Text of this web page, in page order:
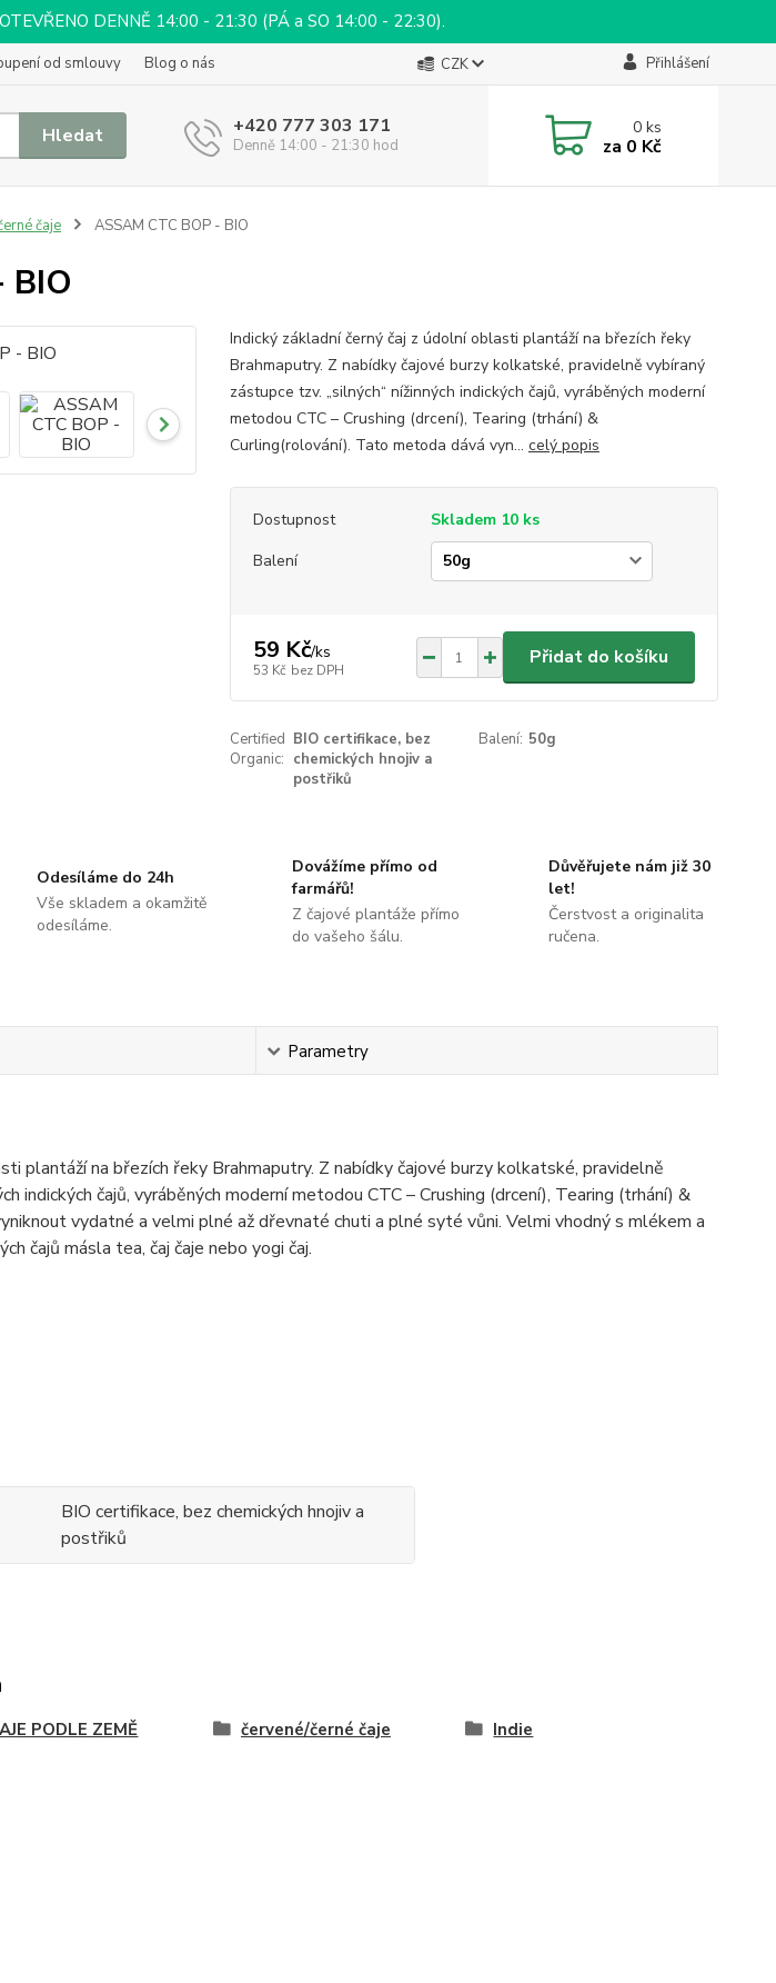
DENNĚ 14:00 - 21:30 (PÁ a SO 14:00 - 22:30).
od smlouvy Blog o nás CZK Přihlášení
Hledat +420 777 303 171
Denně 14:00 - 21:30 hod
0ks
za 0 Kč
čaje ASSAM CTC BOP - BIO
BIO
Indický základní černý čaj z údolní oblasti plantáží na březích řeky
Brahmaputry. Z nabídky čajové burzy kolkatské, pravidelně vybíraný
zástupce tzv. „silných“ nížinných indických čajů, vyráběných moderní
metodou CTC – Crushing (drcení), Tearing (trhání) &
Curling(rolování). Tato metoda dává vyn... celý popis
Dostupnost
Skladem 10 ks
Balení
59 Kč/ks
53 Kč bez DPH
Přidat do košíku
Certified
Organic:
BIO certifikace, bez
chemických hnojiv a
postřiků
Balení: 50g
Odesíláme do 24h
Vše skladem a okamžitě
odesíláme.
Dovážíme přímo od
farmářů!
Z čajové plantáže přímo
do vašeho šálu.
Důvěřujete nám již 30
let!
Čerstvost a originalita
ručena.
Parametry
plantáží na březích řeky Brahmaputry. Z nabídky čajové burzy kolkatské, pravidelně
indických čajů, vyráběných moderní metodou CTC – Crushing (drcení), Tearing (trhání) &
vydatné a velmi plné až dřevnaté chuti a plné syté vůni. Velmi vhodný s mlékem a
čajů másla tea, čaj čaje nebo yogi čaj.
BIO certifikace, bez chemických hnojiv a
postřiků
PODLE ZEMĚ červené/černé čaje
Indie